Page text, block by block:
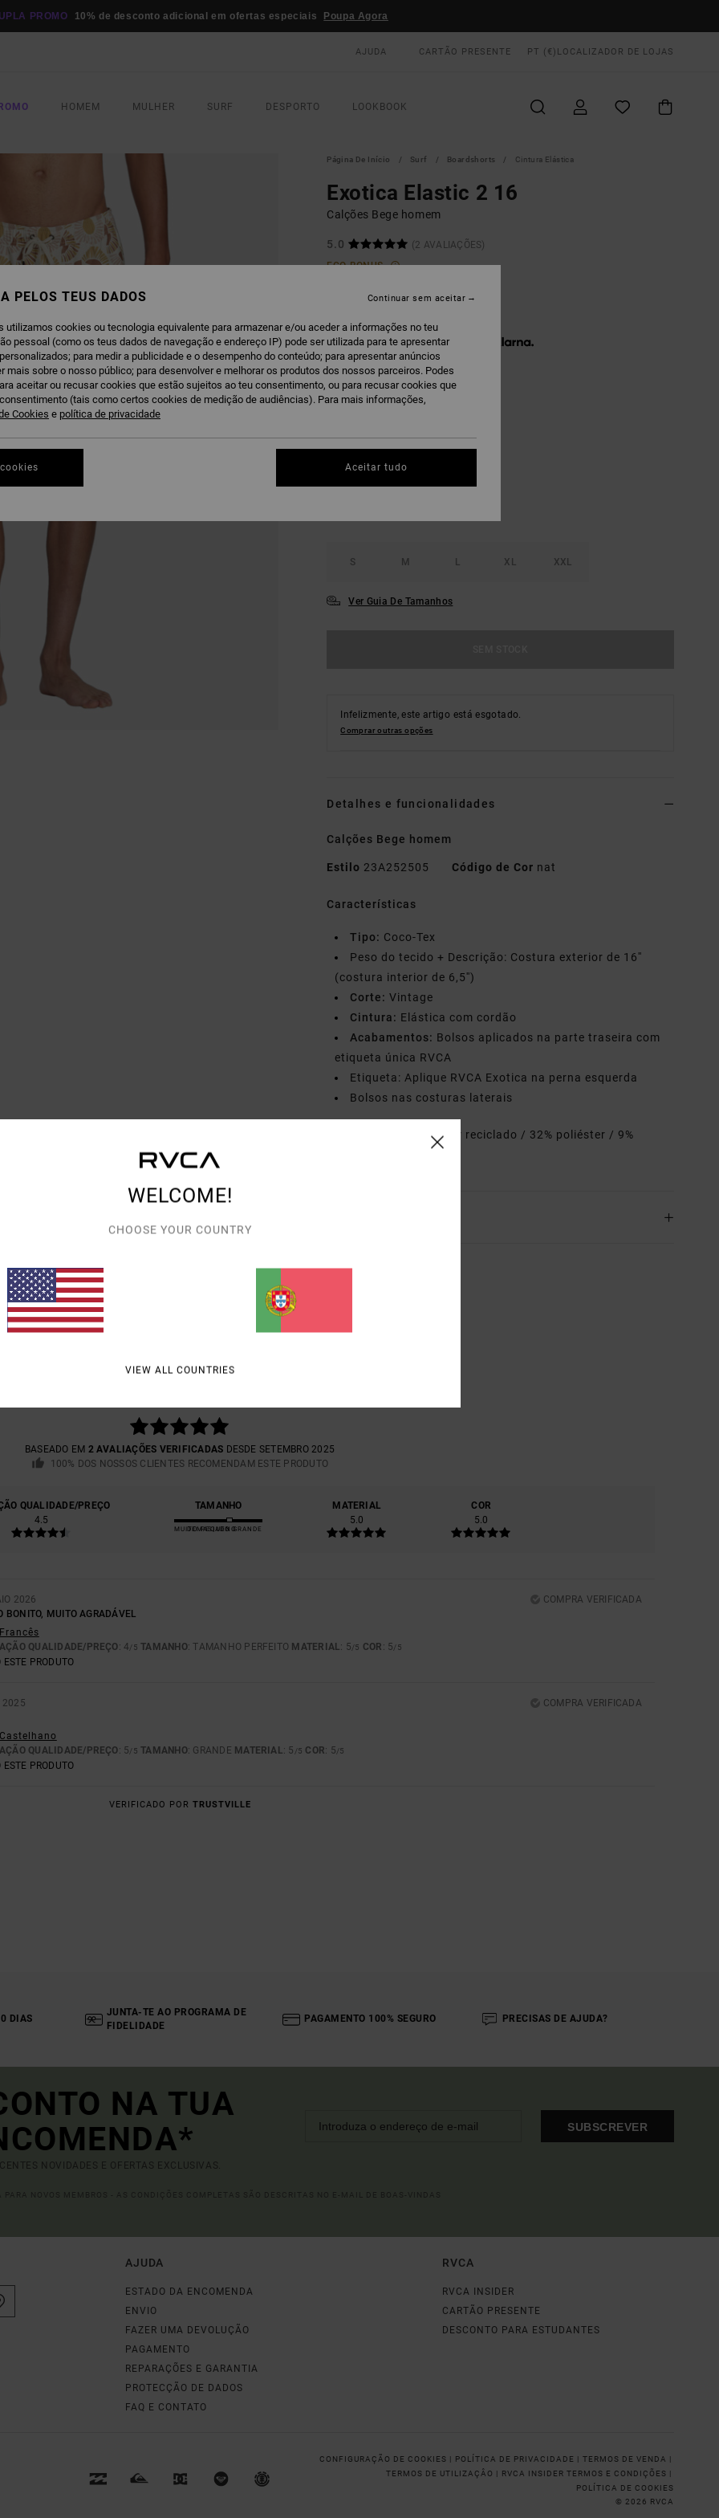
PROMO 10% de desconto adicional em ofertas especiais Poupa Agora
AJUDA CARTÃO PRESENTE PT (€) LOCALIZADOR DE LOJAS
HOMEM MULHER SURF DESPORTO LOOKBOOK
Página De Início Surf Boardshorts Cintura Elástica
Exotica Elastic 2 16
Calções Bege homem
5.0
(2 AVALIAÇÕES)
ECO-BONUS
€ 37,80
Paga 3 x € 12,60 sem juros com a
OFERTAS
DUPLA PROMO 10% EXTRA
S M L XL XXL
Ver Guia De Tamanhos
Infelizmente, este artigo está esgotado.
Comprar outras opções
Detalhes e funcionalidades
Calções Bege homem
Estilo 23A252505 Código de Cor nat
Características
Tipo: Coco-Tex
Peso do tecido + Descrição: Costura exterior de 16''
(costura interior de 6,5'')
Corte: Vintage
Cintura: Elástica com cordão
Acabamentos: Bolsos aplicados na parte traseira com
etiqueta única RVCA
Etiqueta: Aplique RVCA Exotica na perna esquerda
Bolsos nas costuras laterais
53% poliéster reciclado / 32% poliéster / 9%
BASEADO EM 2 AVALIAÇÕES VERIFICADAS DESDE SETEMBRO 2025
100% DOS NOSSOS CLIENTES RECOMENDAM ESTE PRODUTO
QUALIDADE/PREÇO
4.5
TAMANHO
MUITO PEQUENO
DEMASIADO GRANDE
MATERIAL
5.0
COR
5.0
2026
COMPRA VERIFICADA
BONITO, MUITO AGRADÁVEL
QUALIDADE/PREÇO: 4/5 TAMANHO: TAMANHO PERFEITO MATERIAL: 5/5 COR : 5/5
ESTE PRODUTO
2025
COMPRA VERIFICADA
QUALIDADE/PREÇO: 5/5 TAMANHO: GRANDE MATERIAL: 5 /5 COR: 5/5
ESTE PRODUTO
VERIFICADO POR TRUSTVILLE
DIAS
JUNTA-TE AO PROGRAMA DE
FIDELIDADE
PAGAMENTO 100% SEGURO PRECISAS DE AJUDA?
NA TUA
NOVIDADES E OFERTAS EXCLUSIVAS.
SUBSCREVER
AJUDA
ESTADO DA ENCOMENDA
ENVIO
FAZER UMA DEVOLUÇÃO
PAGAMENTO
REPARAÇÕES E GARANTIA
PROTECÇÃO DE DADOS
FAQ E CONTATO
RVCA
RVCA INSIDER
CARTÃO PRESENTE
DESCONTO PARA ESTUDANTES
CONFIGURAÇÃO DE COOKIES | POLÍTICA DE PRIVACIDADE | TERMOS DE VENDA |
TERMOS DE UTILIZAÇÂO | RVCA INSIDER TERMOS E CONDIÇÕES |
POLÍTICA DE COOKIES
© 2026 RVCA
WELCOME!
CHOOSE YOUR COUNTRY
VIEW ALL COUNTRIES
PELOS TEUS DADOS
utilizamos cookies ou tecnologia equivalente para armazenar e/ou aceder a informações no teu
pessoal (como os teus dados de navegação e endereço IP) pode ser utilizada para te apresentar
para medir a publicidade e o desempenho do conteúdo; para apresentar anúncios
mais sobre o nosso público; para desenvolver e melhorar os produtos dos nossos parceiros. Podes
aceitar ou recusar cookies que estão sujeitos ao teu consentimento, ou para recusar cookies que
(tais como certos cookies de medição de audiências). Para mais informações,
Cookies e política de privacidade
Continuar sem aceitar
Aceitar tudo